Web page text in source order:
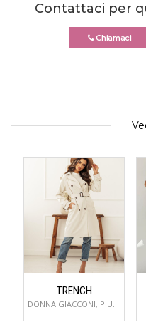
Contattaci per
Chiamaci
TRENCH
DONNA GIACCONI, PIUMINI E CAPPOTTI